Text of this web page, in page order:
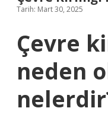
Tarih: Mart 30, 2025
Çevre
neden